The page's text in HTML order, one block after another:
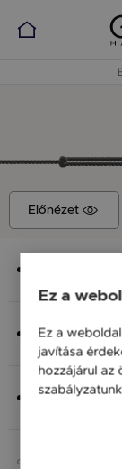
Előnézet
Ezüst 925, S - 20
9 900 Ft
Fonal
Ez a
Ez a
javítása
hozzájárul az